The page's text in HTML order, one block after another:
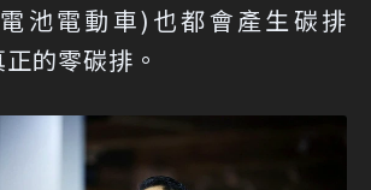
池電動車)也都會產生碳排
的零碳排。